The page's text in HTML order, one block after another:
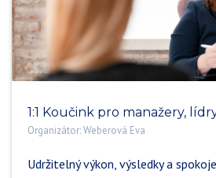
1:1 Koučink pro manažery,
Organizátor:Weberová Eva
Udržitelný výkon, výsledky a